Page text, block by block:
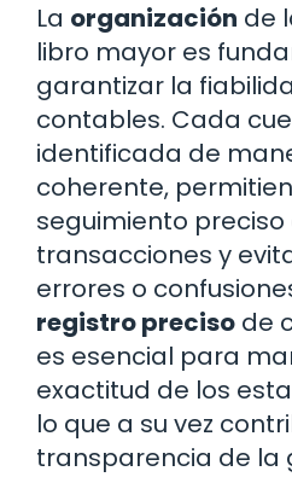
La organización de
libro mayor es
garantizar la
contables. Cada
identificada de
coherente,
seguimiento preciso
transacciones y
errores o
registro preciso de
es esencial para
exactitud de los
lo que a su vez
transparencia de la